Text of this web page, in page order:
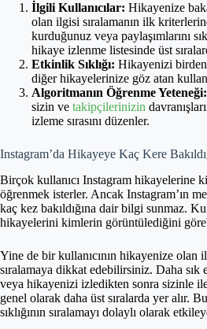
İlgili Kullanıcılar: Hikayenize
olan ilgisi sıralamanın ilk
kurduğunuz veya paylaşımlarını
hikaye izlenme listesinde üst
Etkinlik Sıklığı: Hikayenizi
diğer hikayelerinize göz atan
Algoritmanın Öğrenme Yeteneği:
sizin ve takipçilerinizin
izleme sırasını düzenler.
Instagram’da Hikayeye Kaç Kere
Birçok kullanıcı Instagram hikayelerine
öğrenmek isterler. Ancak Instagram’ın
kaç kez bakıldığına dair bilgi sunmaz.
hikayelerini kimlerin görüntülediğini
Yine de bir kullanıcının hikayenize olan
sıralamaya dikkat edebilirsiniz. Daha
veya hikayenizi izledikten sonra sizinle
genel olarak daha üst sıralarda yer alır.
sıklığının sıralamayı dolaylı olarak